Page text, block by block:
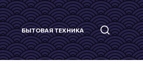
БЫТОВАЯ ТЕХНИКА